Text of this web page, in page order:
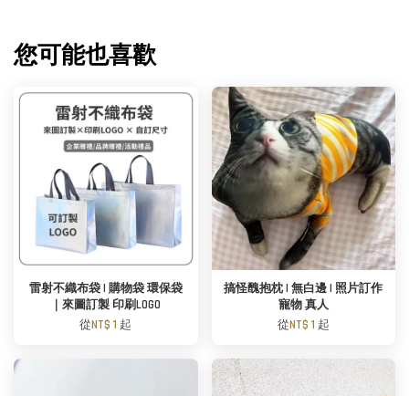
您可能也喜歡
雷射不織布袋 | 購物袋 環保袋
｜來圖訂製 印刷LOGO
從NT$ 1 起
搞怪醜抱枕 | 無白邊 | 照片訂作
寵物 真人
從NT$ 1 起